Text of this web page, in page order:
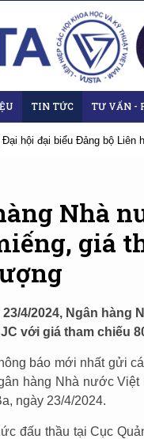
TIN TỨC TƯ VẤN -
hội đại biểu Đảng bộ Liên
Nhà
giá
4/2024, Ngân
với giá tham chiếu
báo mới nhất gửi
hàng Nhà nước
ngày 23/4/2024.
đấu thầu tại Cục